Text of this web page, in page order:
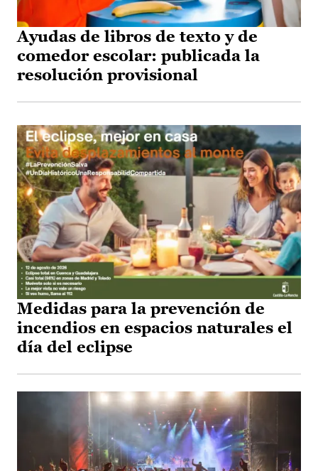
Ayudas de libros de texto y de
comedor escolar: publicada la
resolución provisional
Medidas para la prevención de
incendios en espacios naturales el
día del eclipse